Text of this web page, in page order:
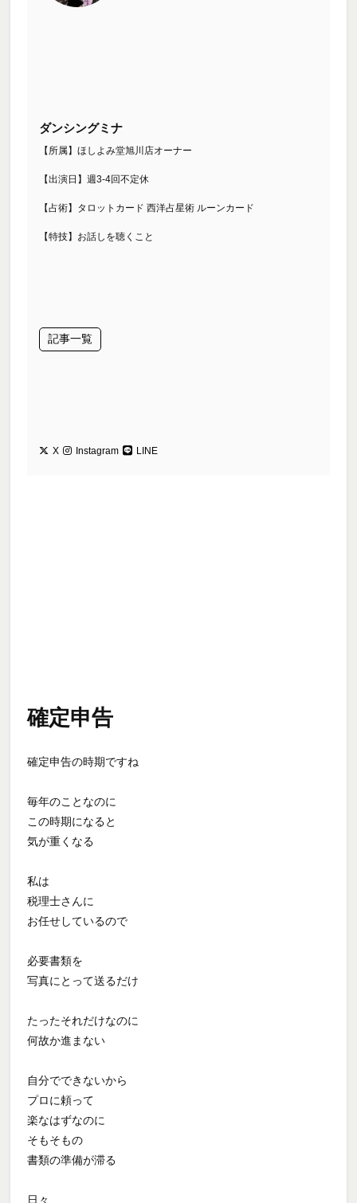
ダンシングミナ
【所属】ほしよみ堂旭川店オーナー
【出演日】週3-4回不定休
【占術】タロットカード 西洋占星術 ルーンカード
【特技】お話しを聴くこと
記事一覧
X Instagram LINE
確定申告
確定申告の時期ですね
毎年のことなのに
この時期になると
気が重くなる
私は
税理士さんに
お任せしているので
必要書類を
写真にとって送るだけ
たったそれだけなのに
何故か進まない
自分でできないから
プロに頼って
楽なはずなのに
そもそもの
書類の準備が滞る
日々